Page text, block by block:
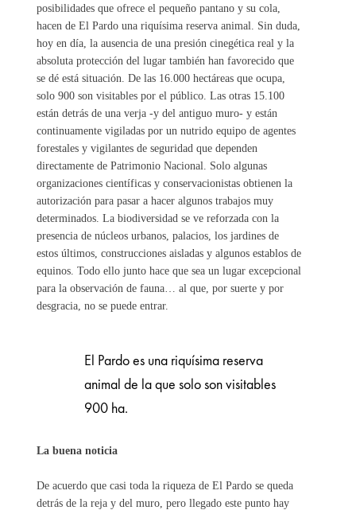
posibilidades que ofrece el pequeño pantano y su cola,
hacen de El Pardo una riquísima reserva animal. Sin duda,
hoy en día, la ausencia de una presión cinegética real y la
absoluta protección del lugar también han favorecido que
se dé está situación. De las 16.000 hectáreas que ocupa,
solo 900 son visitables por el público. Las otras 15.100
están detrás de una verja -y del antiguo muro- y están
continuamente vigiladas por un nutrido equipo de agentes
forestales y vigilantes de seguridad que dependen
directamente de Patrimonio Nacional. Solo algunas
organizaciones científicas y conservacionistas obtienen la
autorización para pasar a hacer algunos trabajos muy
determinados. La biodiversidad se ve reforzada con la
presencia de núcleos urbanos, palacios, los jardines de
estos últimos, construcciones aisladas y algunos establos de
equinos. Todo ello junto hace que sea un lugar excepcional
para la observación de fauna… al que, por suerte y por
desgracia, no se puede entrar.
El Pardo es una riquísima reserva
animal de la que solo son visitables
900 ha.
La buena noticia
De acuerdo que casi toda la riqueza de El Pardo se queda
detrás de la reja y del muro, pero llegado este punto hay